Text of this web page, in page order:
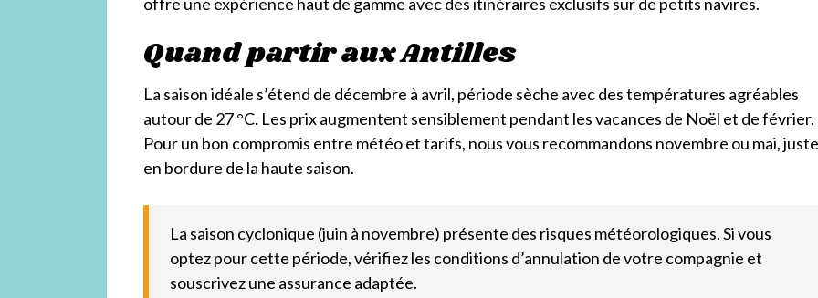
Quand partir aux Antilles
La saison idéale s’étend de décembre à avril, période sèche avec des températures agréables
autour de 27 °C. Les prix augmentent sensiblement pendant les vacances de Noël et de février.
Pour un bon compromis entre météo et tarifs, nous vous recommandons novembre ou mai, juste
en bordure de la haute saison.
La saison cyclonique (juin à novembre) présente des risques météorologiques. Si vous
optez pour cette période, vérifiez les conditions d’annulation de votre compagnie et
souscrivez une assurance adaptée.